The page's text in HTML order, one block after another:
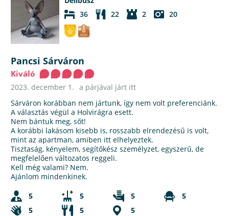
36
22 2 20
Pancsi Sárváron
Kiváló
2023. december 1. a párjával járt itt
Sárváron korábban nem jártunk, így nem volt preferenciánk.
A választás végül a Holvirágra esett.
Nem bántuk meg, sőt!
A korábbi lakásom kisebb is, rosszabb elrendezésű is volt,
mint az apartman, amiben itt elhelyeztek.
Tisztaság, kényelem, segítőkész személyzet, egyszerű, de
megfelelően változatos reggeli.
Kell még valami? Nem.
Ajánlom mindenkinek.
5
5 5
5
5
5 5